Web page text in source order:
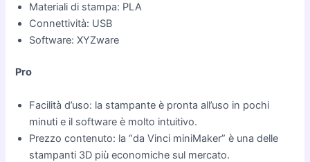
Materiali di stampa: PLA
Connettività: USB
Software: XYZware
Pro
Facilità d’uso: la stampante è pronta all’uso in pochi
minuti e il software è molto intuitivo.
Prezzo contenuto: la “da Vinci miniMaker” è una delle
stampanti 3D più economiche sul mercato.